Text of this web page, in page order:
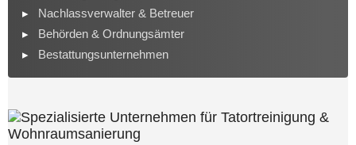
Nachlassverwalter & Betreuer
Behörden & Ordnungsämter
Bestattungsunternehmen